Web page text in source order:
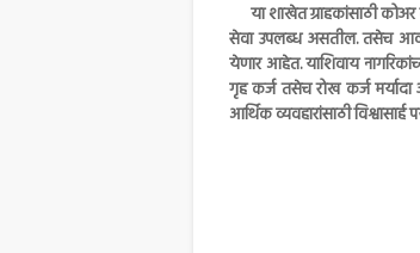
या शाखेत ग्राहकांसाठी
सेवा उपलब्ध असतील. तसेच
येणार आहेत. याशिवाय
गृह कर्ज तसेच रोख कर्ज
आर्थिक व्यवहारांसाठी